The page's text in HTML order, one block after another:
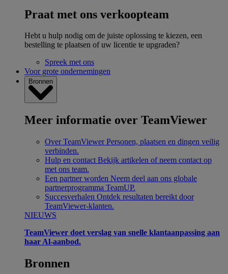
Praat met ons verkoopteam
Hebt u hulp nodig om de juiste oplossing te kiezen, een
bestelling te plaatsen of uw licentie te upgraden?
Spreek met ons
Voor grote ondernemingen
Bronnen
Meer informatie over TeamViewer
Over TeamViewer Personen, plaatsen en dingen veilig
verbinden.
Hulp en contact Bekijk artikelen of neem contact op
met ons team.
Een partner worden Neem deel aan ons globale
partnerprogramma TeamUP.
Succesverhalen Ontdek resultaten bereikt door
TeamViewer-klanten.
NIEUWS
TeamViewer doet verslag van snelle klantaanpassing aan
haar Al-aanbod.
Bronnen